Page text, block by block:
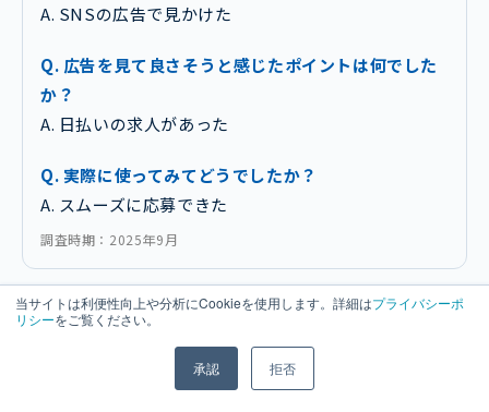
当サイトは利便性向上や分析にCookieを使用します。詳細はプライバシーポ
リシーをご覧ください。
承認 拒否
A. SNSの広告で見かけた
Q. 広告を見て良さそうと感じたポイントは何でした
か？
A. 日払いの求人があった
Q. 実際に使ってみてどうでしたか？
A. スムーズに応募できた
調査時期：2025年9月
20代 / 男性
Q. 複数のスキマバイトアプリがある中でメルカリハ